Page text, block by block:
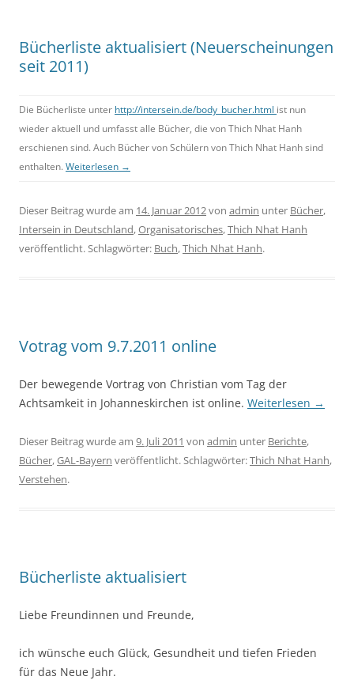
Bücherliste aktualisiert (Neuerscheinungen
seit 2011)
Die Bücherliste unter http://intersein.de/body_bucher.html ist nun
wieder aktuell und umfasst alle Bücher, die von Thich Nhat Hanh
erschienen sind. Auch Bücher von Schülern von Thich Nhat Hanh sind
enthalten. Weiterlesen →
Dieser Beitrag wurde am 14. Januar 2012von admin unter Bücher,
Intersein in Deutschland,Organisatorisches,Thich Nhat Hanh
veröffentlicht. Schlagwörter: Buch,Thich Nhat Hanh.
Votrag vom 9.7.2011 online
Der bewegende Vortrag von Christian vom Tag der
Achtsamkeit in Johanneskirchen ist online. Weiterlesen →
Dieser Beitrag wurde am 9. Juli 2011 von admin unter Berichte,
Bücher,GAL-Bayern veröffentlicht. Schlagwörter:Thich Nhat Hanh,
Verstehen.
Bücherliste aktualisiert
Liebe Freundinnen und Freunde,
ich wünsche euch Glück, Gesundheit und tiefen Frieden
für das Neue Jahr.